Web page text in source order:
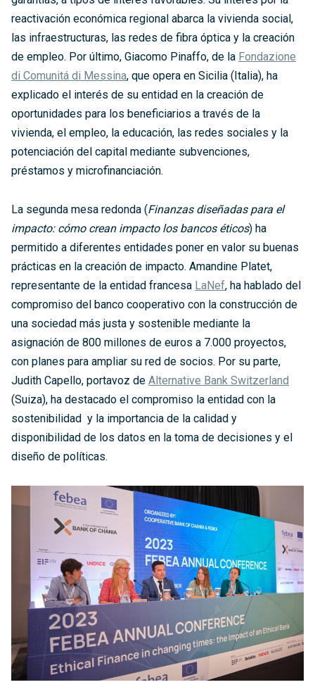
reactivación económica regional abarca la vivienda social,
las infraestructuras, las redes de fibra óptica y la creación
de empleo. Por último, Giacomo Pinaffo, de la Fondazione
di Comunitá di Messina, que opera en Sicilia (Italia), ha
explicado el interés de su entidad en la creación de
oportunidades para los beneficiarios a través de la
vivienda, el empleo, la educación, las redes sociales y la
potenciación del capital mediante subvenciones,
préstamos y microfinanciación.
La segunda mesa redonda (Finanzas diseñadas para el
impacto: cómo crean impacto los bancos éticos) ha
permitido a diferentes entidades poner en valor su buenas
prácticas en la creación de impacto. Amandine Platet,
representante de la entidad francesa LaNef, ha hablado del
compromiso del banco cooperativo con la construcción de
una sociedad más justa y sostenible mediante la
asignación de 800 millones de euros a 7.000 proyectos,
con planes para ampliar su red de socios. Por su parte,
Judith Capello, portavoz de Alternative Bank Switzerland
(Suiza), ha destacado el compromiso la entidad con la
sostenibilidad y la importancia de la calidad y
disponibilidad de los datos en la toma de decisiones y el
diseño de políticas.